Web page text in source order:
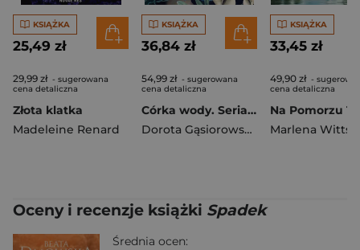
KSIĄŻKA
25,49 zł
29,99 zł - sugerowana
cena detaliczna
Złota klatka
Madeleine Renard
KSIĄŻKA
36,84 zł
54,99 zł - sugerowana
cena detaliczna
Córka wody. Seria CÓRKI ŻYWIOŁÓW
Dorota Gąsiorowska
KSIĄŻKA
33,45 zł
49,90 zł -
cena detaliczna
Marlena
Oceny i recenzje książki Spadek
Średnia ocen: